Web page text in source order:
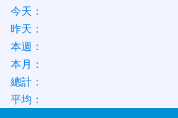
今天：
昨天：
本週：
本月：
總計：
平均：